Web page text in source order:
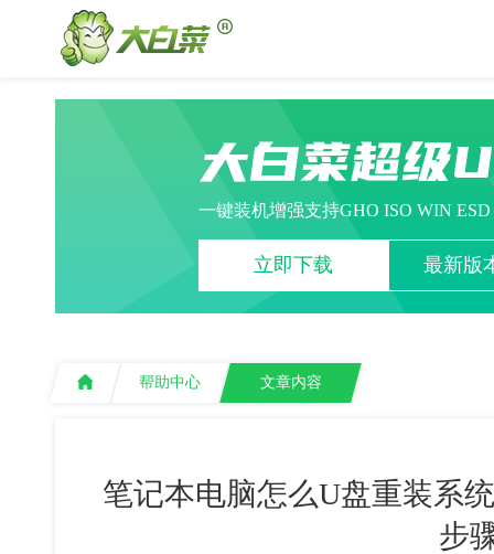
大白菜超级
一键装机增强支持GHO ISO WIN
立即下载 最新版
帮助中心 文章内容
笔记本电脑怎么U盘重装系
步